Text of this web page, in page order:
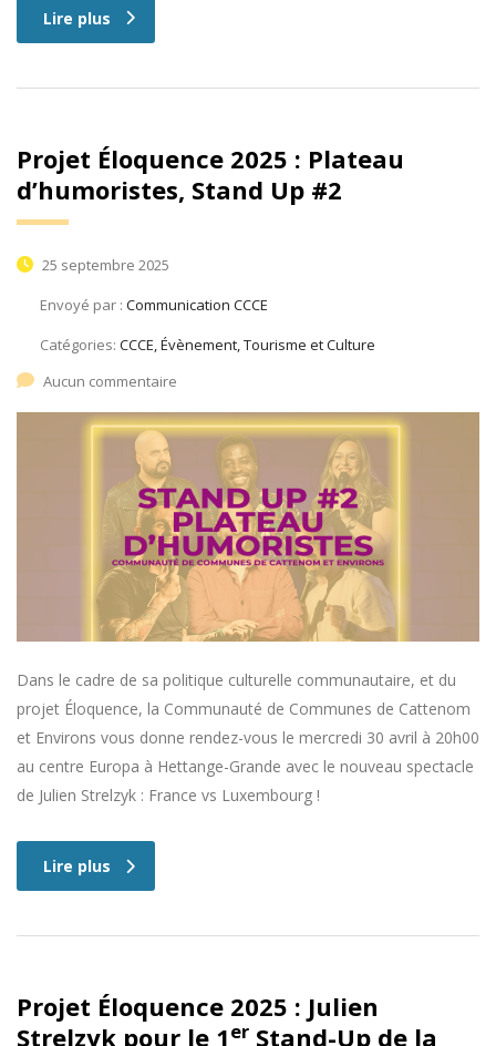
Lire plus
Projet Éloquence 2025 : Plateau
d’humoristes, Stand Up #2
25 septembre 2025
Envoyé par : Communication CCCE
Catégories: CCCE, Évènement, Tourisme et Culture
Aucun commentaire
Dans le cadre de sa politique culturelle communautaire, et du
projet Éloquence, la Communauté de Communes de Cattenom
et Environs vous donne rendez-vous le mercredi 30 avril à 20h00
au centre Europa à Hettange-Grande avec le nouveau spectacle
de Julien Strelzyk : France vs Luxembourg !
Lire plus
Projet Éloquence 2025 : Julien
Strelzyk pour le 1er Stand-Up de la